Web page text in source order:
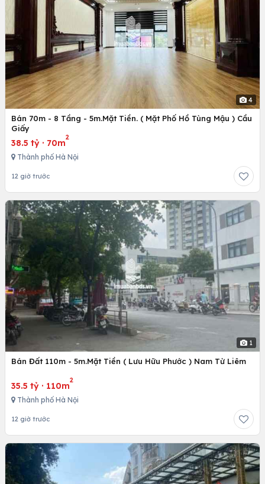
4
Bán 70m - 8 Tầng - 5m.Mặt Tiền. ( Mặt Phố Hồ Tùng Mậu ) Cầu
Giấy
38.5 tỷ · 70m
2
Thành phố Hà Nội
12 giờ trước
1
Bán Đất 110m - 5m.Mặt Tiền ( Lưu Hữu Phước ) Nam Từ Liêm
35.5 tỷ · 110m
2
Thành phố Hà Nội
12 giờ trước